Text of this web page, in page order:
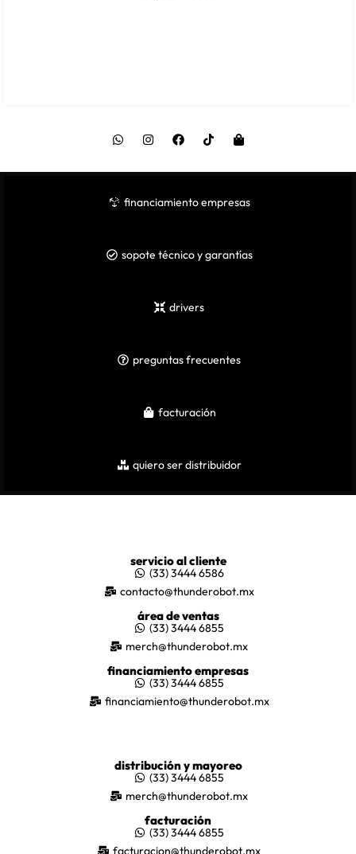
financiamiento empresas
sopote técnico y garantías
drivers
preguntas frecuentes
facturación
quiero ser distribuidor
servicio al cliente
(33) 3444 6586
contacto@thunderobot.mx
área de ventas
(33) 3444 6855
merch@thunderobot.mx
financiamiento empresas
(33) 3444 6855
financiamiento@thunderobot.mx
distribución y mayoreo
(33) 3444 6855
merch@thunderobot.mx
facturación
(33) 3444 6855
facturacion@thunderobot.mx